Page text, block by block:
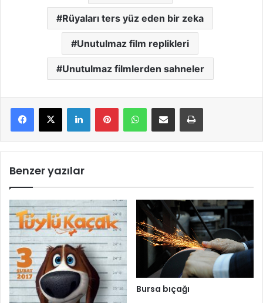
Rüyaları ters yüz eden bir zeka
Unutulmaz film replikleri
Unutulmaz filmlerden sahneler
Benzer yazılar
Bursa bıçağı